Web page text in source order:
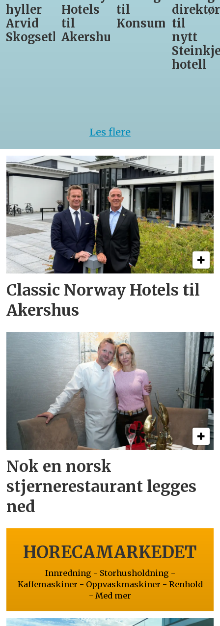
Hotels
til
Akershus
til
Konsumgruppen
direktør
til
Steinkjer-
får
være
med
Asko
Les flere
Classic Norway Hotels til
Akershus
Nok en norsk
stjernerestaurant legges
ned
HORECAMARKEDET
Innredning - Storhusholdning -
Kaffemaskiner - Oppvaskmaskiner - Renhold
- Med mer